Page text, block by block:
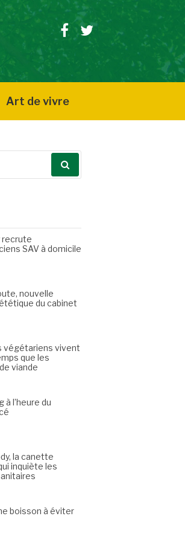
Facebook
Twitter
Art de vivre
recrute
SAV à domicile
nouvelle
du cabinet
végétariens vivent
que les
viande
à l’heure du
la canette
inquiète les
boisson à éviter